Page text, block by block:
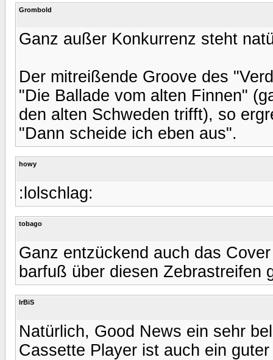
Grombold
Ganz außer Konkurrenz steht
Der mitreißende Groove des
"Die Ballade vom alten Finnen"
den alten Schweden trifft), so
"Dann scheide ich eben aus".
howy
:lolschlag:
tobago
Ganz entzückend auch das
barfuß über diesen Zebrastreifen
IrBiS
Natürlich, Good News ein sehr
Cassette Player ist auch ein guter